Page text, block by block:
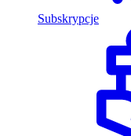
Subskrypcje